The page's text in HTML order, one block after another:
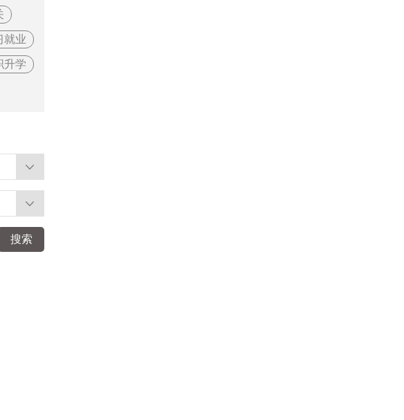
就业
升学
搜索